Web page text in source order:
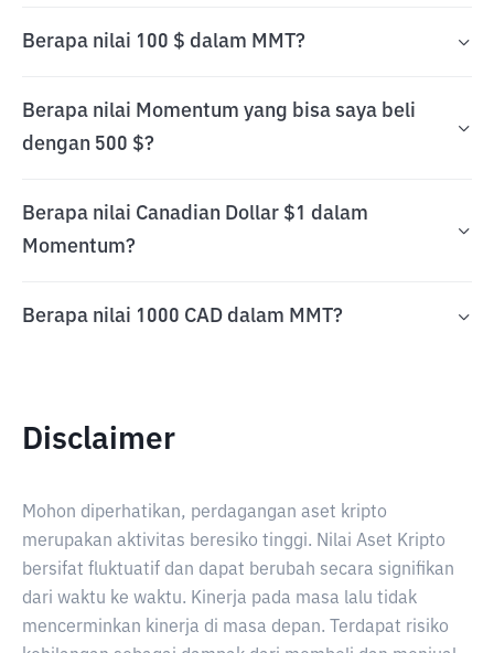
Berapa nilai 100 $ dalam MMT?
Berapa nilai Momentum yang bisa saya beli
dengan 500 $?
Berapa nilai Canadian Dollar $1 dalam
Momentum?
Berapa nilai 1000 CAD dalam MMT?
Disclaimer
Mohon diperhatikan, perdagangan aset kripto
merupakan aktivitas beresiko tinggi. Nilai Aset Kripto
bersifat fluktuatif dan dapat berubah secara signifikan
dari waktu ke waktu. Kinerja pada masa lalu tidak
mencerminkan kinerja di masa depan. Terdapat risiko